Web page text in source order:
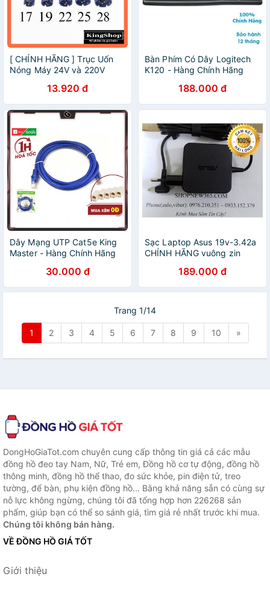
[ CHÍNH HÃNG ] Trục Uốn
Nóng Máy 24V và 220V
13.920 đ
Bàn Phím Có Dây Logitech
K120 - Hàng Chính Hãng
188.000 đ
Dây Mạng UTP Cat5e King
Master - Hàng Chính Hãng
30.000 đ
Sạc Laptop Asus 19v-3.42a
CHÍNH HÃNG vuông zin
189.000 đ
Trang 1/14
1 2 3 4 5 6 7 8 9 10 »
DongHoGiaTot.com chuyên cung cấp thông tin giá cả các mẫu
đồng hồ đeo tay Nam, Nữ, Trẻ em, Đồng hồ cơ tự động, đồng hồ
thông minh, đồng hồ thể thao, đo sức khỏe, pin điện tử, treo
tường, để bàn, phụ kiện đồng hồ... Bằng khả năng sẵn có cùng sự
nỗ lực không ngừng, chúng tôi đã tổng hợp hơn 226268 sản
phẩm, giúp bạn có thể so sánh giá, tìm giá rẻ nhất trước khi mua.
Chúng tôi không bán hàng.
VỀ ĐỒNG HỒ GIÁ TỐT
Giới thiệu